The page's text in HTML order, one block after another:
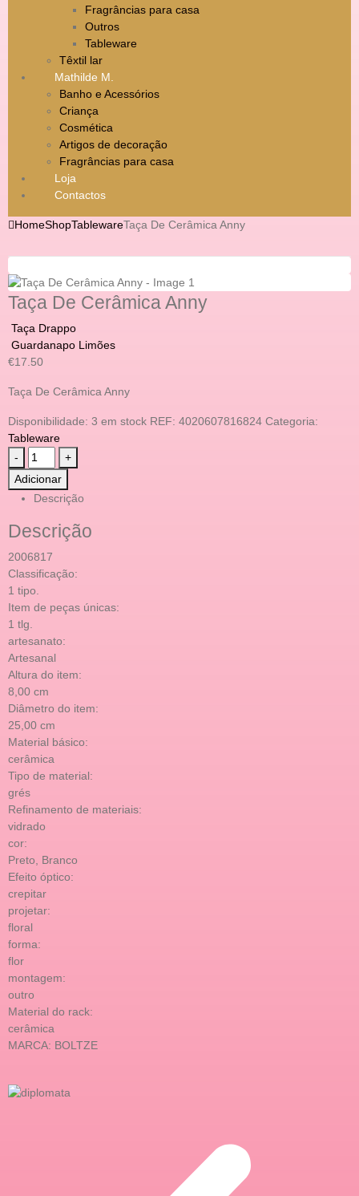
Fragrâncias para casa
Outros
Tableware
Têxtil lar
Mathilde M.
Banho e Acessórios
Criança
Cosmética
Artigos de decoração
Fragrâncias para casa
Loja
Contactos
HomeShopTablewareTaça De Cerâmica Anny
Taça De Cerâmica Anny
Taça Drappo
Guardanapo Limões
€17.50
Taça De Cerâmica Anny
Disponibilidade: 3 em stock REF: 4020607816824 Categoria:
Tableware
-
+
Adicionar
Descrição
Descrição
2006817
Classificação:
1 tipo.
Item de peças únicas:
1 tlg.
artesanato:
Artesanal
Altura do item:
8,00 cm
Diâmetro do item:
25,00 cm
Material básico:
cerâmica
Tipo de material:
grés
Refinamento de materiais:
vidrado
cor:
Preto, Branco
Efeito óptico:
crepitar
projetar:
floral
forma:
flor
montagem:
outro
Material do rack:
cerâmica
MARCA: BOLTZE